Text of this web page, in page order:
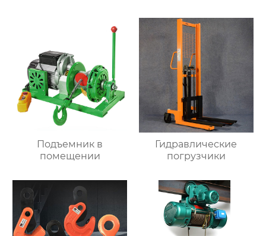
Подъемник в
помещении
Гидравлические
погрузчики